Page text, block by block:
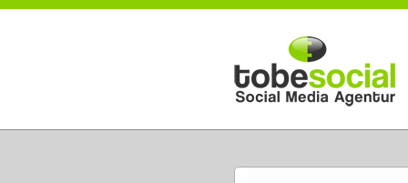
Direkt zum Inhalt